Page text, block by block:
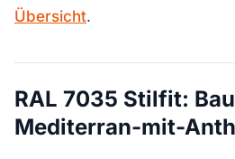
Übersicht.
RAL 7035 Stilfit:
Mediterran-mit-